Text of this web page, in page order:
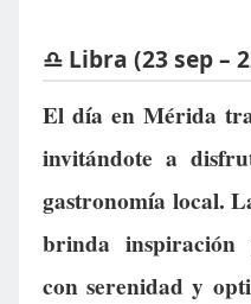
♎ Libra (23 sep –
El día en Mérida
invitándote a
gastronomía local.
brinda inspiración
con serenidad y